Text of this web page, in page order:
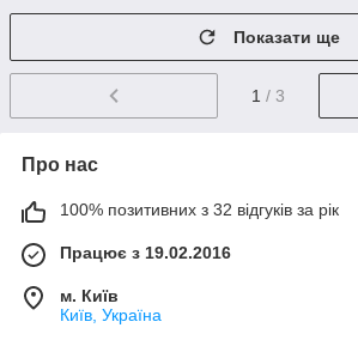
Показати ще
1 / 3
Про нас
100% позитивних з 32 відгуків за рік
Працює з 19.02.2016
м. Київ
Київ, Україна